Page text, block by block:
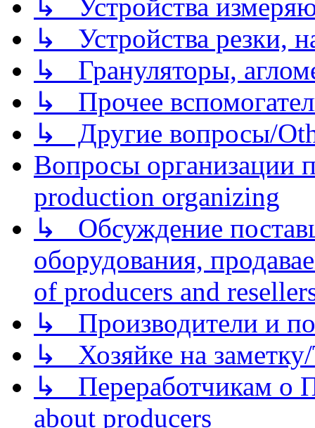
↳ Устройства
↳ Устройства резки,
↳ Грануляторы,
↳ Прочее
↳ Другие вопросы/
Вопросы организации
production organizing
↳ Обсуждение
оборудования,
of producers and
↳ Производители и
↳ Хозяйке на
↳ Переработчикам о
about producers